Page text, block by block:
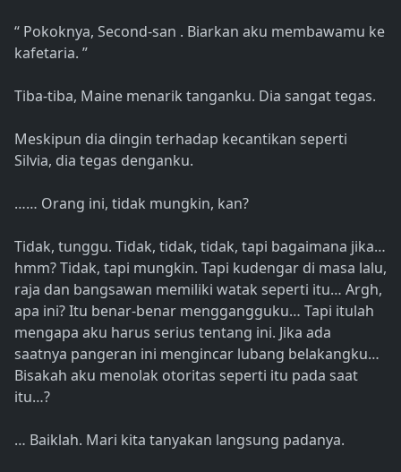
“ Pokoknya, Second-san . Biarkan aku membawamu ke
kafetaria. ”
Tiba-tiba, Maine menarik tanganku. Dia sangat tegas.
Meskipun dia dingin terhadap kecantikan seperti
Silvia, dia tegas denganku.
…… Orang ini, tidak mungkin, kan?
Tidak, tunggu. Tidak, tidak, tidak, tapi bagaimana jika…
hmm? Tidak, tapi mungkin. Tapi kudengar di masa lalu,
raja dan bangsawan memiliki watak seperti itu… Argh,
apa ini? Itu benar-benar menggangguku… Tapi itulah
mengapa aku harus serius tentang ini. Jika ada
saatnya pangeran ini mengincar lubang belakangku…
Bisakah aku menolak otoritas seperti itu pada saat
itu…?
… Baiklah. Mari kita tanyakan langsung padanya.